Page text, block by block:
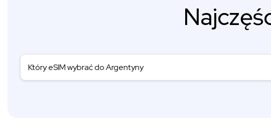
Który eSIM wybrać do Argentyny